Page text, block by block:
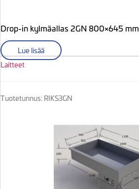
Drop-in kylmäallas 2GN 800×645 mm
Lue lisää
Laitteet
Tuotetunnus: RIKS3GN